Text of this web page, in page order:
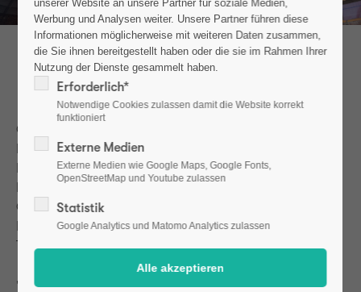
Olympiasiegerin Heike Henkel
berichtet über ihre Diagnose
Osteoporose ist eine Erkrankung, bei der es zum
Knochenabbau kommt. Da der Knochenschwund zu
Beginn keine Beschwerden verursacht, wird die Krankheit
häufig erst im fortgeschrittenen Stadium erkannt. Der
OsteoTest gibt frühestmöglich Hinweise auf diese
Krankheit – wenn die Chance auf eine erfolgreiche
Therapie hoch ist.
"Osteoporose? Da denken alle sofort an alte Menschen",
unserer Website an unsere Partner für soziale Medien,
Werbung und Analysen weiter. Unsere Partner führen diese
Informationen möglicherweise mit weiteren Daten zusammen,
die Sie ihnen bereitgestellt haben oder die sie im Rahmen Ihrer
Nutzung der Dienste gesammelt haben.
Erforderlich*
Notwendige Cookies zulassen damit die Website korrekt
funktioniert
Externe Medien
Externe Medien wie Google Maps, Google Fonts,
OpenStreetMap und Youtube zulassen
Statistik
Google Analytics und Matomo Analytics zulassen